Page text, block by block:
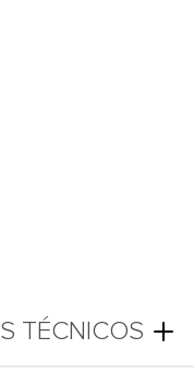
TÉCNICOS